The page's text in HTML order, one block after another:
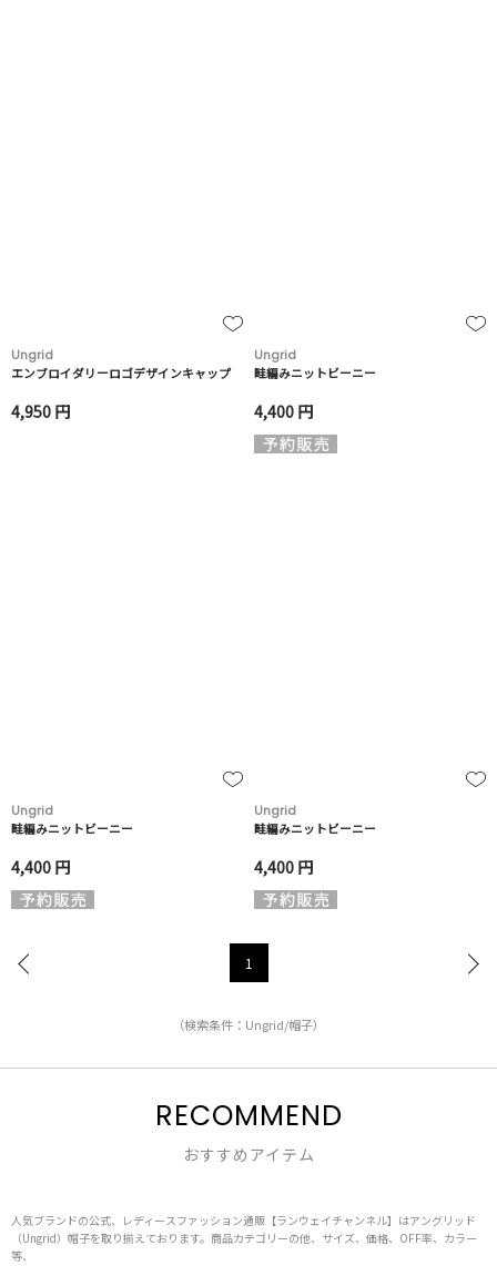
Ungrid
エンブロイダリーロゴデザインキャップ
4,950 円
Ungrid
畦編みニットビーニー
4,400 円
Ungrid
畦編みニットビーニー
4,400 円
Ungrid
畦編みニットビーニー
4,400 円
1
（検索条件：Ungrid/帽子）
RECOMMEND
おすすめアイテム
人気ブランドの公式、レディースファッション通販【ランウェイチャンネル】はアングリッド
（Ungrid）帽子を取り揃えております。商品カテゴリーの他、サイズ、価格、OFF率、カラー
等、